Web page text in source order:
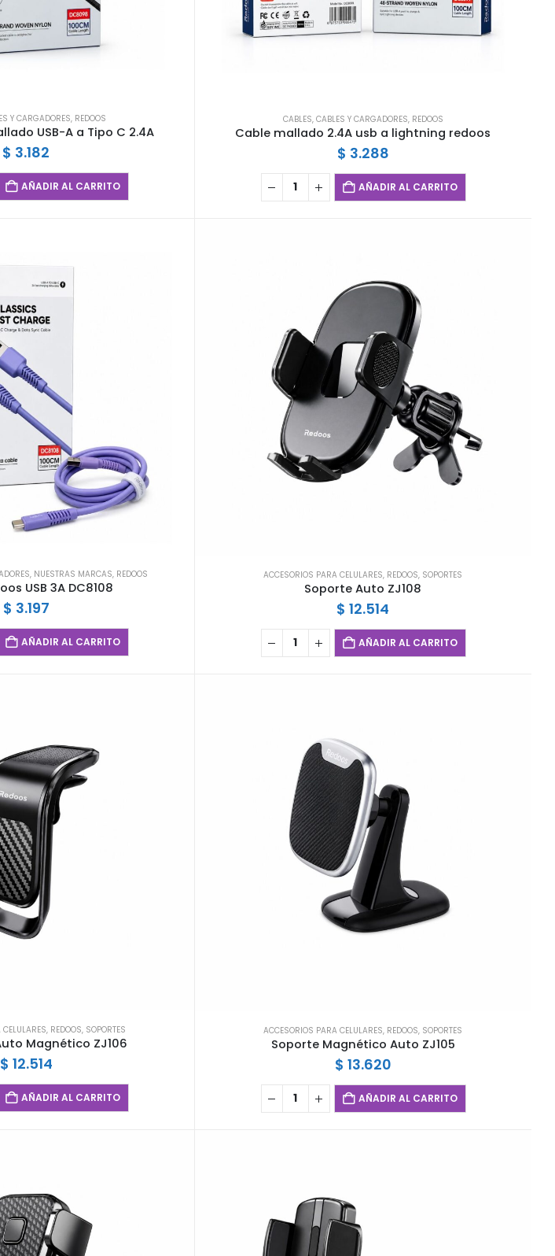
Y CARGADORES, REDOOS
USB-A a Tipo C 2.4A
$ 3.182
AÑADIR AL CARRITO
CABLES, CABLES Y CARGADORES, REDOOS
Cable mallado 2.4A usb a lightning redoos
$ 3.288
AÑADIR AL CARRITO
, NUESTRAS MARCAS, REDOOS
USB 3A DC8108
$ 3.197
AÑADIR AL CARRITO
ACCESORIOS PARA CELULARES, REDOOS, SOPORTES
Soporte Auto ZJ108
$ 12.514
AÑADIR AL CARRITO
, REDOOS, SOPORTES
Magnético ZJ106
$ 12.514
AÑADIR AL CARRITO
ACCESORIOS PARA CELULARES, REDOOS, SOPORTES
Soporte Magnético Auto ZJ105
$ 13.620
AÑADIR AL CARRITO